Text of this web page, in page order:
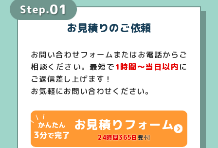
お見積りのご依頼
お問い合わせフォームまたはお電話からご
相談ください。最短で1時間～当日以内に
ご返信差し上げます！
お気軽にお問い合わせください。
お見積りフォーム
24時間365日受付